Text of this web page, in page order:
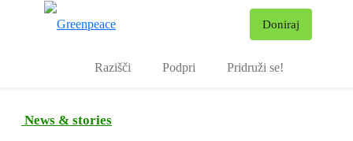
Doniraj
Razišči Podpri Pridruži se!
News & stories